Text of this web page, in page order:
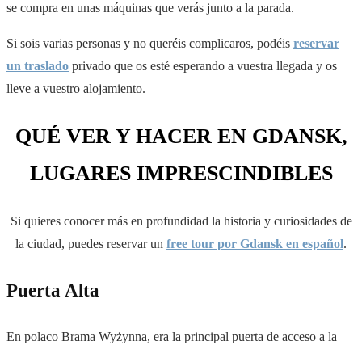
se compra en unas máquinas que verás junto a la parada.
Si sois varias personas y no queréis complicaros, podéis reservar
un traslado privado que os esté esperando a vuestra llegada y os
lleve a vuestro alojamiento.
QUÉ VER Y HACER EN GDANSK,
LUGARES IMPRESCINDIBLES
Si quieres conocer más en profundidad la historia y curiosidades de
la ciudad, puedes reservar un free tour por Gdansk en español.
Puerta Alta
En polaco Brama Wyżynna, era la principal puerta de acceso a la